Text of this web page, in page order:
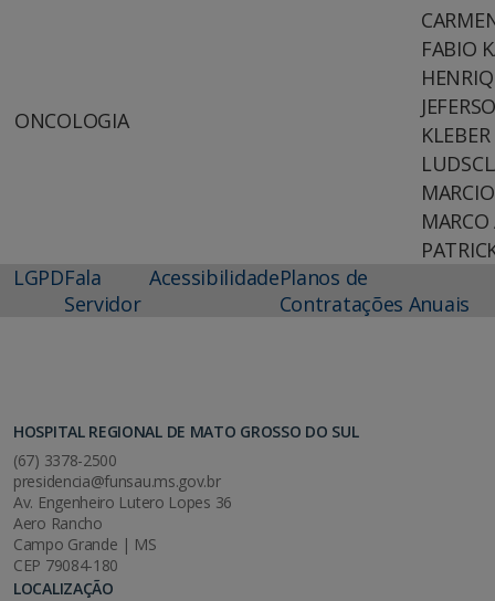
ONCOLOGIA
FABIO
LGPDFala
Servidor
AcessibilidadePlanos de
Contratações Anuais
HOSPITAL REGIONAL DE MATO GROSSO DO SUL
(67) 3378-2500
presidencia@funsau.ms.gov.br
Av. Engenheiro Lutero Lopes 36
Aero Rancho
Campo Grande | MS
CEP 79084-180
LOCALIZAÇÃO